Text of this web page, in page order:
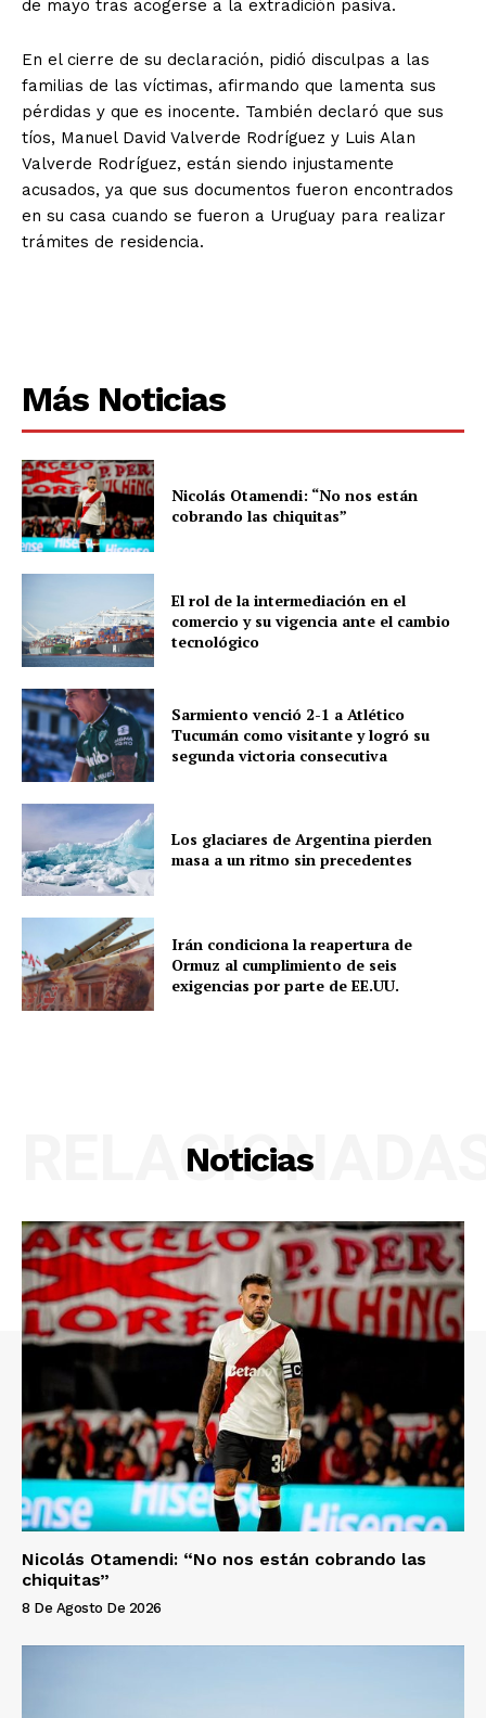
de mayo tras acogerse a la extradición pasiva.
En el cierre de su declaración, pidió disculpas a las
familias de las víctimas, afirmando que lamenta sus
pérdidas y que es inocente. También declaró que sus
tíos, Manuel David Valverde Rodríguez y Luis Alan
Valverde Rodríguez, están siendo injustamente
acusados, ya que sus documentos fueron encontrados
en su casa cuando se fueron a Uruguay para realizar
trámites de residencia.
Más Noticias
Nicolás Otamendi: “No nos están
cobrando las chiquitas”
El rol de la intermediación en el
comercio y su vigencia ante el cambio
tecnológico
Sarmiento venció 2-1 a Atlético
Tucumán como visitante y logró su
segunda victoria consecutiva
Los glaciares de Argentina pierden
masa a un ritmo sin precedentes
Irán condiciona la reapertura de
Ormuz al cumplimiento de seis
exigencias por parte de EE.UU.
Noticias
Nicolás Otamendi: “No nos están cobrando las
chiquitas”
8 De Agosto De 2026